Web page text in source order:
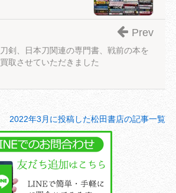
刀剣、日本刀関連の専門書、戦前の本を
買取させていただきました
Prev
2022年3月に投稿した松田書店の記事一覧